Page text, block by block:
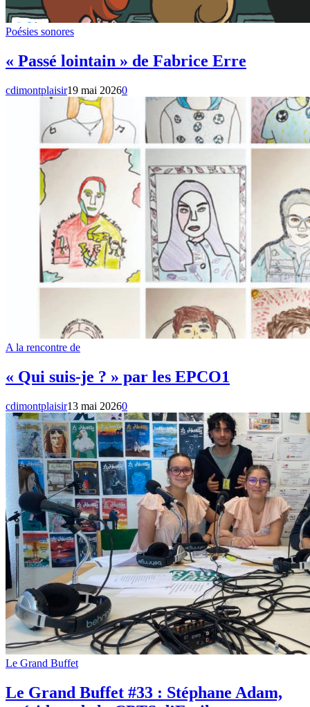
Poésies sonores
« Passé lointain » de Fabrice Erre
cdimontplaisir19 mai 20260
A la rencontre de
« Qui suis-je ? » par les EPCO1
cdimontplaisir13 mai 20260
Le Grand Buffet
Le Grand Buffet #33 : Stéphane Adam,